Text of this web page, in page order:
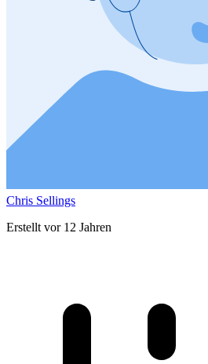
Chris Sellings
Erstellt vor 12 Jahren